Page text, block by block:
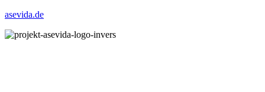
asevida.de